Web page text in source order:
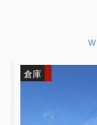
倉庫